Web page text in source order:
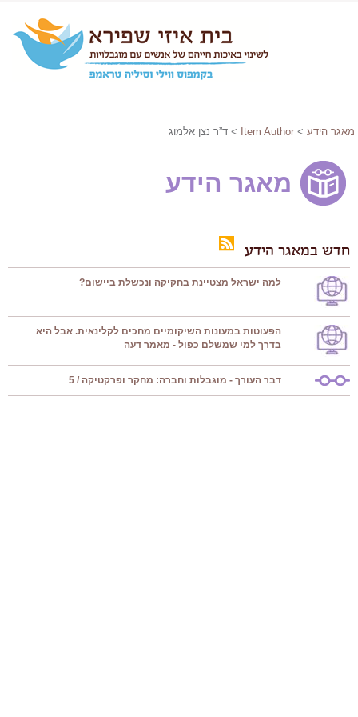
מאגר הידע >
Item Author > ד”ר נצן אלמוג
מאגר הידע
חדש במאגר הידע
למה ישראל מצטיינת בחקיקה ונכשלת ביישום?
הפעוטות במעונות השיקומיים מחכים לקלינאית. אבל היא
בדרך למי שמשלם כפול - מאמר דעה
דבר העורך - מוגבלות וחברה: מחקר ופרקטיקה / 5